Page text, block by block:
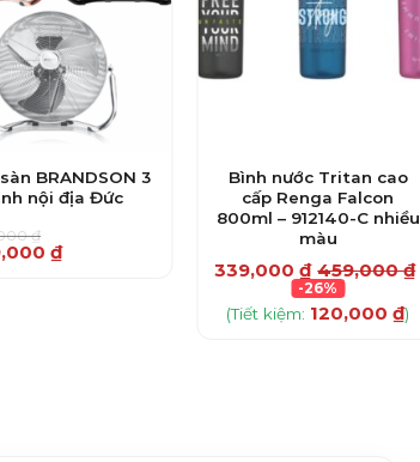
BRANDSON 3
nội địa Đức
₫
₫
Bình nước Tritan cao
cấp Renga Falcon
800ml – 912140-C nhiều
màu
339,000₫ 459,000₫
-26%
(Tiết kiệm: 120,000₫)